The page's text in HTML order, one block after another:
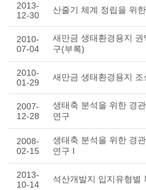
2013-
12-30
산줄기 체계 정립을 위
2010-
07-04
새만금 생태환경용지 권
구(부록)
2010-
01-29
새만금 생태환경용지
2007-
12-28
생태축 분석을 위한 경
연구
2008-
02-15
생태축 분석을 위한 경
연구 I
2013-
10-14
석산개발지 입지유형별